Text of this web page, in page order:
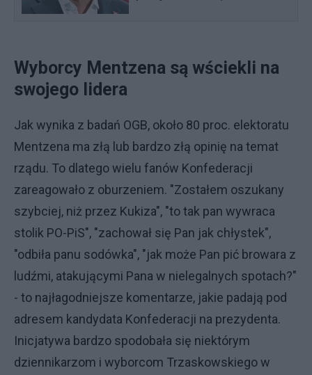
Wyborcy Mentzena są wściekli na
swojego lidera
Jak wynika z badań OGB, około 80 proc. elektoratu
Mentzena ma złą lub bardzo złą opinię na temat
rządu. To dlatego wielu fanów Konfederacji
zareagowało z oburzeniem. "Zostałem oszukany
szybciej, niż przez Kukiza", "to tak pan wywraca
stolik PO-PiS", "zachował się Pan jak chłystek",
"odbiła panu sodówka", "jak może Pan pić browara z
ludźmi, atakującymi Pana w nielegalnych spotach?"
- to najłagodniejsze komentarze, jakie padają pod
adresem kandydata Konfederacji na prezydenta.
Inicjatywa bardzo spodobała się niektórym
dziennikarzom i wyborcom Trzaskowskiego w